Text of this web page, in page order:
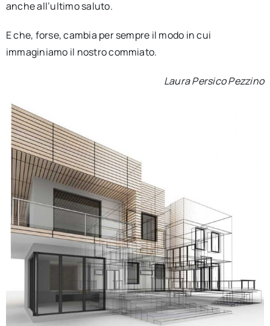
anche all’ultimo saluto.
E che, forse, cambia per sempre il modo in cui
immaginiamo il nostro commiato.
Laura Persico Pezzino